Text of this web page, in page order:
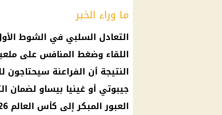
ما وراء الخبر
التعادل السلبي في الشوط
اللقاء وضغط المنافس على
النتيجة أن الفراعنة سيحتاجون
جيبوتي أو غينيا بيساو لضمان
العبور المبكر إلى كأس العالم 2026